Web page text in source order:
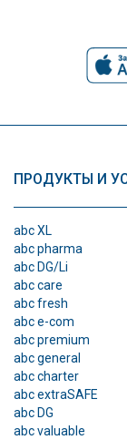
ПРОДУКТЫ И
abc XL
abc pharma
abc DG/Li
abc care
abc fresh
abc e-com
abc premium
abc general
abc charter
abc extraSAFE
abc DG
abc valuable